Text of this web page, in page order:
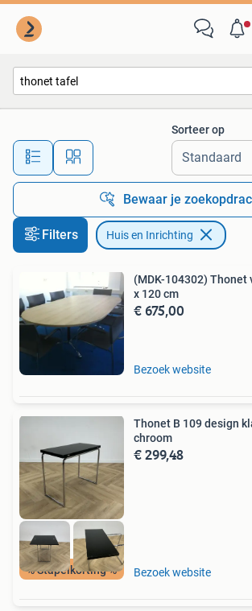
Alle afstanden…
Sorteer op
Bewaar je
Filters Huis en Inrichting
(MDK-104302)
x 120 cm
€ 675,00
Bezoek website
% Stapelkorting %
Thonet B 109 design
chroom
€ 299,48
Bezoek website